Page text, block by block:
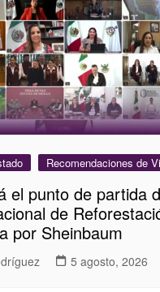
Recomendaciones de
el punto de partida
de
por Sheinbaum
5 agosto, 2026